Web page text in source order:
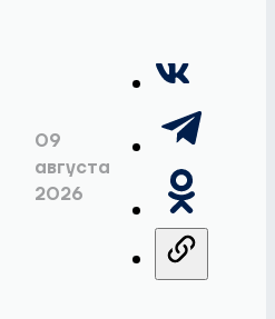
09
августа
2026